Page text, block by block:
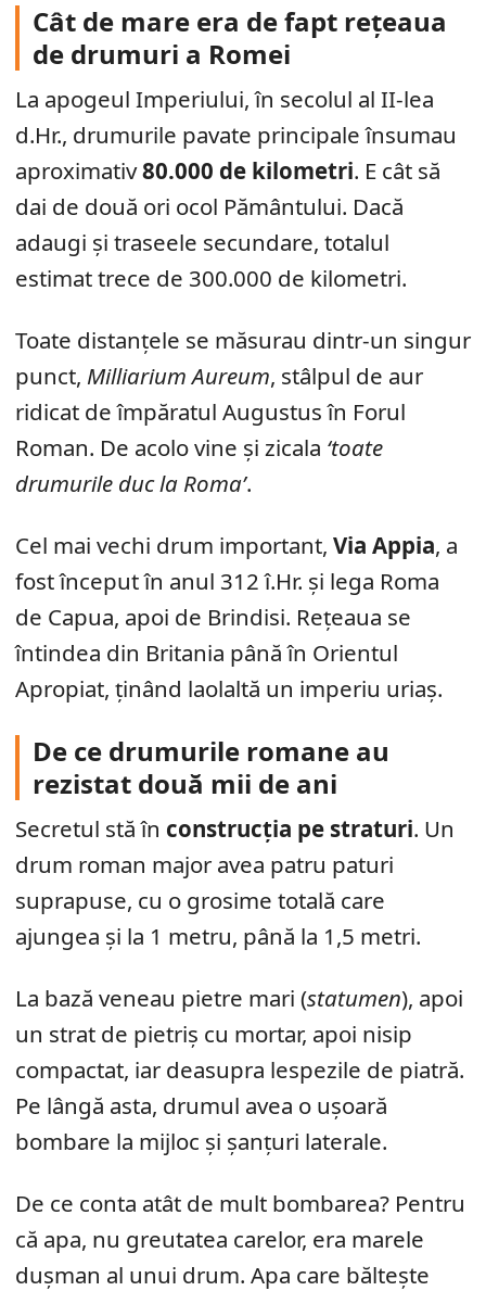
Cât de mare era de fapt rețeaua
de drumuri a Romei
La apogeul Imperiului, în secolul al II-lea
d.Hr., drumurile pavate principale însumau
aproximativ80.000 de kilometri. E cât să
dai de două ori ocol Pământului. Dacă
adaugi și traseele secundare, totalul
estimat trece de 300.000 de kilometri.
Toate distanțele se măsurau dintr-un singur
punct, Milliarium Aureum, stâlpul de aur
ridicat de împăratul Augustus în Forul
Roman. De acolo vine și zicala ‘toate
drumurile duc la Roma’.
Cel mai vechi drum important, Via Appia, a
fost început în anul 312 î.Hr. și lega Roma
de Capua, apoi de Brindisi. Rețeaua se
întindea din Britania până în Orientul
Apropiat, ținând laolaltă un imperiu uriaș.
De ce drumurile romane au
rezistat două mii de ani
Secretul stă în construcția pe straturi. Un
drum roman major avea patru paturi
suprapuse, cu o grosime totală care
ajungea și la 1 metru, până la 1,5 metri.
La bază veneau pietre mari (statumen), apoi
un strat de pietriș cu mortar, apoi nisip
compactat, iar deasupra lespezile de piatră.
Pe lângă asta, drumul avea o ușoară
bombare la mijloc și șanțuri laterale.
De ce conta atât de mult bombarea? Pentru
că apa, nu greutatea carelor, era marele
dușman al unui drum. Apa care băltește